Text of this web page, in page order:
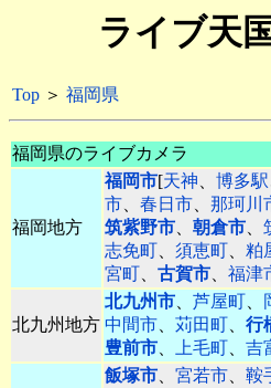
ライブ天
Top ＞ 福岡県
福岡県のライブカメラ
福岡地方
福岡市[天神、 博多駅
市、 春日市、 那珂川
筑紫野市、 朝倉市、
志免町、 須恵町、 粕
宮町、 古賀市、 福津
北九州地方
北九州市、 芦屋町、
中間市、 苅田町、 行
豊前市、 上毛町、 吉
飯塚市、 宮若市、 鞍